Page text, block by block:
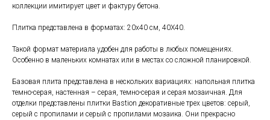
коллекции имитирует цвет и фактуру бетона.
Плитка представлена в форматах: 20х40 см, 40X40.
Такой формат материала удобен для работы в любых помещениях.
Особенно в маленьких комнатах или в местах со сложной планировкой.
Базовая плита представлена в нескольких вариациях: напольная плитка
темно-серая, настенная – серая, темно-серая и серая мозаичная. Для
отделки представлены плитки Bastion декоративные трех цветов: серый,
серый с пропилами и серый с пропилами мозаика. Они прекрасно